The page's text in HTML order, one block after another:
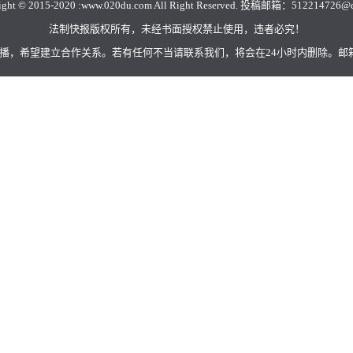
© 2015-2020 :www.020du.comAll Right Reserved. 投稿邮箱：
法制快报版权所有，未经书面授权禁止使用，违者必究！
，希望建立合作关系。若有任何不当请联系我们，将会在24小时内删除。邮